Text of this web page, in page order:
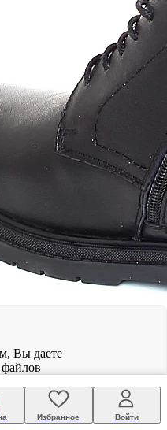
Избранное Войти
Вы даете